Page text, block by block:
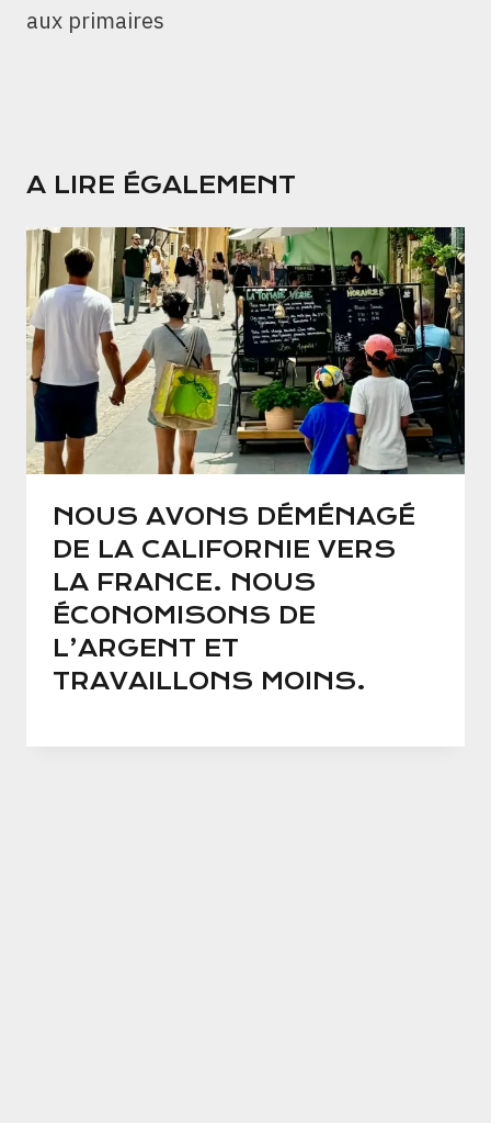
aux primaires
A LIRE ÉGALEMENT
NOUS AVONS DÉMÉNAGÉ
DE LA CALIFORNIE VERS
LA FRANCE. NOUS
ÉCONOMISONS DE
L’ARGENT ET
TRAVAILLONS MOINS.